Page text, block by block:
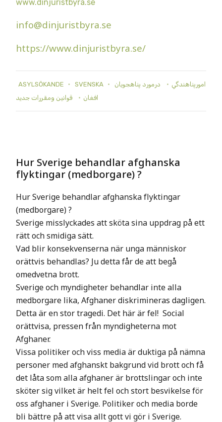
www.dinjuristbyra.se
info@dinjuristbyra.se
https://www.dinjuristbyra.se/
ASYLSÖKANDE SVENSKA امورپناهندگي
درمورد پناهجويان
افغان
قوانين ومقررات جديد
Hur Sverige behandlar afghanska
flyktingar (medborgare) ?
Hur Sverige behandlar afghanska flyktingar
(medborgare) ?
Sverige misslyckades att sköta sina uppdrag på ett
rätt och smidiga sätt.
Vad blir konsekvenserna när unga människor
orättvis behandlas? Ju detta får de att begå
omedvetna brott.
Sverige och myndigheter behandlar inte alla
medborgare lika, Afghaner diskrimineras dagligen.
Detta är en stor tragedi. Det här är fel! Social
orättvisa, pressen från myndigheterna mot
Afghaner.
Vissa politiker och viss media är duktiga på nämna
personer med afghanskt bakgrund vid brott och få
det låta som alla afghaner är brottslingar och inte
sköter sig vilket är helt fel och stort besvikelse för
oss afghaner i Sverige. Politiker och media borde
bli bättre på att visa allt gott vi gör i Sverige.